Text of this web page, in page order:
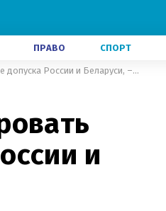
ПРАВО СПОРТ
35 государств готовы бойкотировать Олимпиаду в случае допуска России и Беларуси, – Денис Шмигаль
и